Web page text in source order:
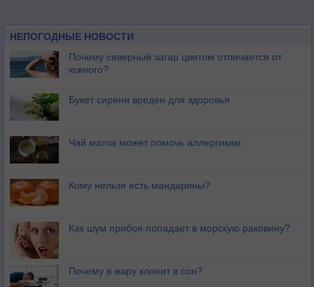
НЕПОГОДНЫЕ НОВОСТИ
Почему северный загар цветом отличается от
южного?
Букет сирени вреден для здоровья
Чай матча может помочь аллергикам
Кому нельзя есть мандарины?
Как шум прибоя попадает в морскую раковину?
Почему в жару клонит в сон?